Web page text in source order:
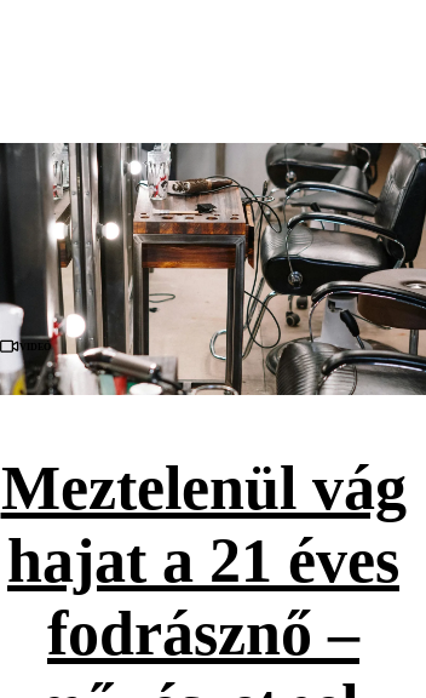
Videó
Meztelenül vág
hajat a 21 éves
fodrásznő –